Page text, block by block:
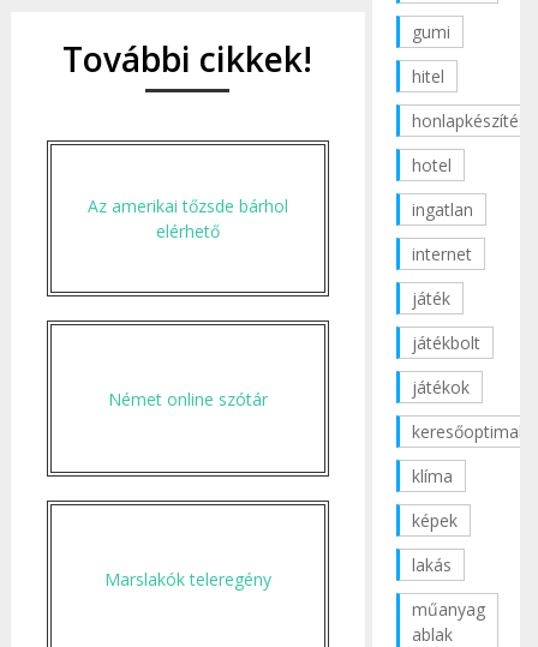
További cikkek!
Az amerikai tőzsde bárhol
elérhető
Német online szótár
Marslakók teleregény
gumi
hitel
honlapkészítés
hotel
ingatlan
internet
játék
játékbolt
játékok
klíma
képek
lakás
műanyag
ablak